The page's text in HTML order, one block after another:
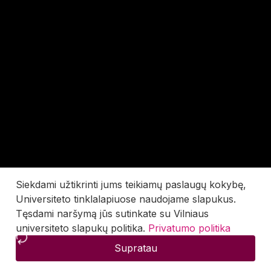
Siekdami užtikrinti jums teikiamų paslaugų kokybę,
Universiteto tinklalapiuose naudojame slapukus.
Tęsdami naršymą jūs sutinkate su Vilniaus
universiteto slapukų politika. Privatumo politika
Supratau